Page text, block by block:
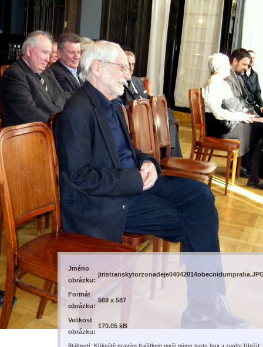
Jméno
obrázku:
Formát
obrázku:
569 x 587
Velikost
obrázku:
170.05 kB
Stáhnutí: Kliknětě pravým tlačítkem myši mimo tento box a zvolte Uložit